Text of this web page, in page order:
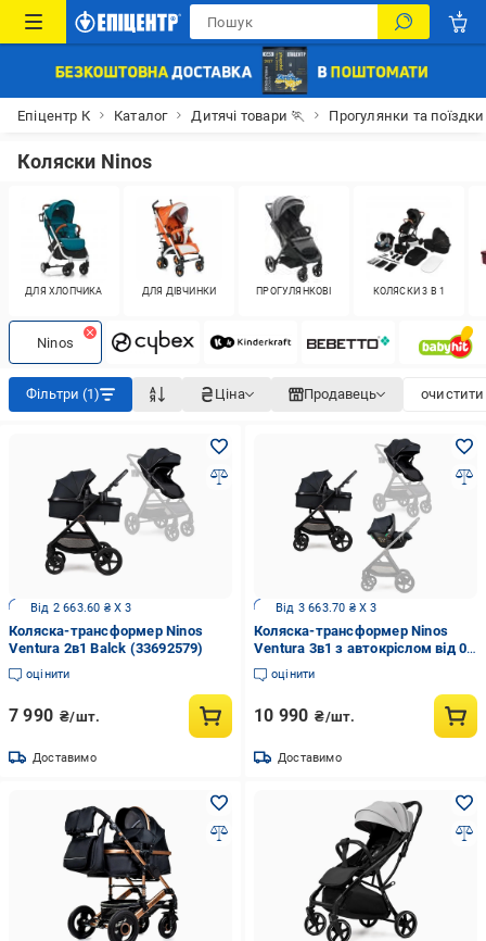
Епіцентр К Каталог Дитячі товари 🏃 Прогулянки та поїздки
Коляски Ninos
ДЛЯ ХЛОПЧИКА ДЛЯ ДІВЧИНКИ ПРОГУЛЯНКОВІ КОЛЯСКИ 3 В 1
Ninos
Фільтри (1) Ціна Продавець очистити
Від 2 663.60 ₴ X 3
Коляска-трансформер Ninos
Ventura 2в1 Balck (33692579)
оцінити
7 990 ₴/шт.
Доставимо
Від 3 663.70 ₴ X 3
Коляска-трансформер Ninos
Ventura 3в1 з автокріслом від 0
міс. Black (33692620)
оцінити
10 990 ₴/шт.
Доставимо